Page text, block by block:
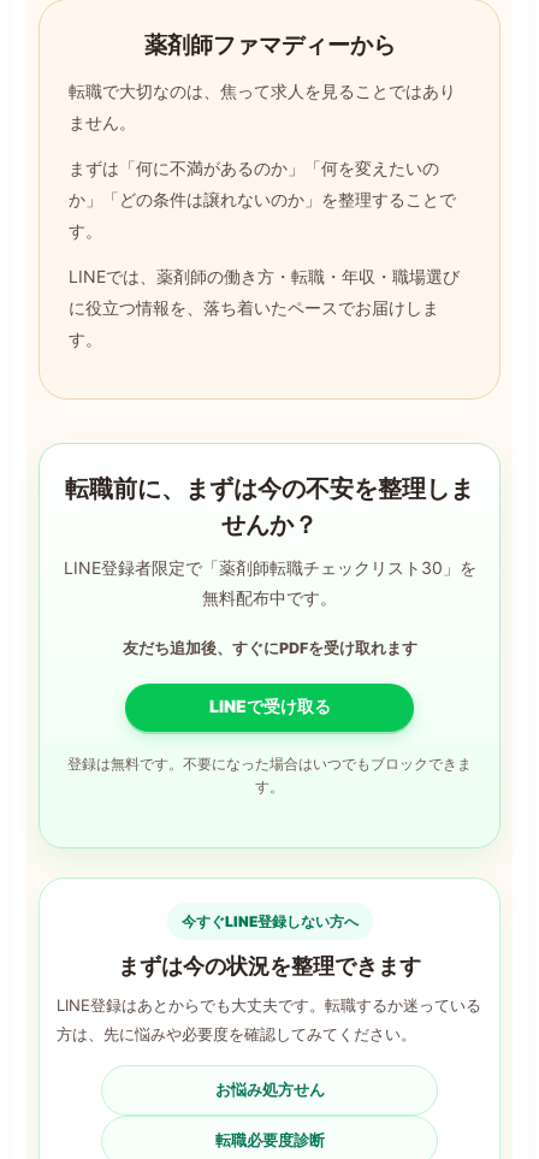
薬剤師ファマディーから
転職で大切なのは、焦って求人を見ることではあり
ません。
まずは「何に不満があるのか」「何を変えたいの
か」「どの条件は譲れないのか」を整理することで
す。
LINEでは、薬剤師の働き方・転職・年収・職場選び
に役立つ情報を、落ち着いたペースでお届けしま
す。
転職前に、まずは今の不安を整理しま
せんか？
LINE登録者限定で「薬剤師転職チェックリスト30」を
無料配布中です。
友だち追加後、すぐにPDFを受け取れます
LINEで受け取る
登録は無料です。不要になった場合はいつでもブロックできま
す。
今すぐLINE登録しない方へ
まずは今の状況を整理できます
LINE登録はあとからでも大丈夫です。転職するか迷っている
方は、先に悩みや必要度を確認してみてください。
お悩み処方せん
転職必要度診断